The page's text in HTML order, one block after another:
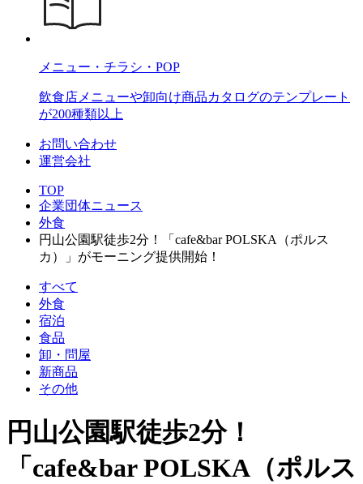
メニュー・チラシ・POP
飲食店メニューや卸向け商品カタログのテンプレート
が200種類以上
お問い合わせ
運営会社
TOP
企業団体ニュース
外食
円山公園駅徒歩2分！「cafe&bar POLSKA（ポルス
カ）」がモーニング提供開始！
すべて
外食
宿泊
食品
卸・問屋
新商品
その他
円山公園駅徒歩2分！
「cafe&bar POLSKA（ポルス